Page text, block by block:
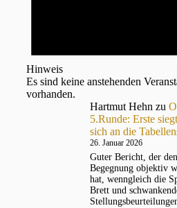
Hinweis
Es sind keine anstehenden
vorhanden.
Hartmut Hehn zu
5.Runde: Erste
sich an die
26. Januar 2026
Guter Bericht, der
Begegnung objektiv
hat, wenngleich die
Brett und